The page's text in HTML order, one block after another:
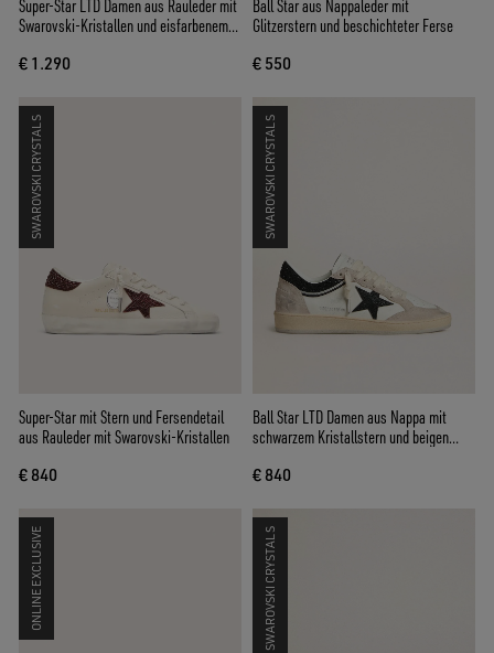
Super-Star LTD Damen aus Rauleder mit
Swarovski-Kristallen und eisfarbenem
€ 1.290
Ball Star aus Nappaleder mit
Glitzerstern und beschichteter Ferse
€ 550
SWAROVSKI CRYSTALS
Super-Star mit Stern und Fersendetail
aus Rauleder mit Swarovski-Kristallen
€ 840
SWAROVSKI CRYSTALS
Ball Star LTD Damen aus Nappa mit
schwarzem Kristallstern und beigen
€ 840
ONLINE EXCLUSIVE SWAROVSKI CRYSTALS